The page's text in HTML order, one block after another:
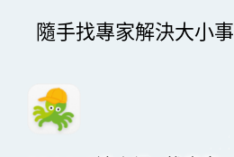
隨手找專家解決大小事